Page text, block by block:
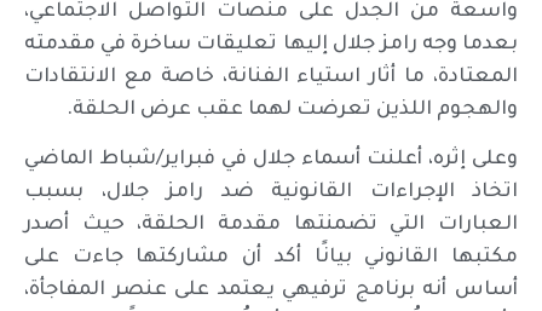
واسعة من الجدل على منصات التواصل الاجتماعي،
بعدما وجه رامز جلال إليها تعليقات ساخرة في مقدمته
المعتادة، ما أثار استياء الفنانة، خاصة مع الانتقادات
والهجوم اللذين تعرضت لهما عقب عرض الحلقة.
وعلى إثره، أعلنت أسماء جلال في فبراير/شباط الماضي
اتخاذ الإجراءات القانونية ضد رامز جلال، بسبب
العبارات التي تضمنتها مقدمة الحلقة، حيث أصدر
مكتبها القانوني بيانًا أكد أن مشاركتها جاءت على
أساس أنه برنامج ترفيهي يعتمد على عنصر المفاجأة،